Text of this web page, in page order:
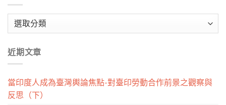
類
近期文章
當印度人成為臺灣輿論焦點-對臺印勞動合作前景之觀察與
反思（下）